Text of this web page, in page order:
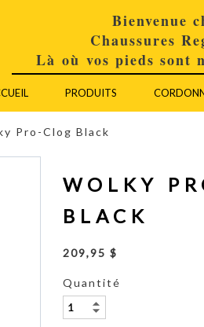
Bienvenue
Chaussures
Là où vos pieds sont
PRODUITS
Pro-Clog Black
WOLKY
BLACK
209,95 $
Quantité